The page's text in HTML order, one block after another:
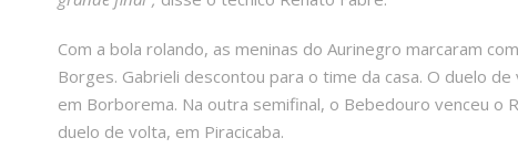
Com a bola rolando, as meninas do Aurinegro marcaram
Borges. Gabrieli descontou para o time da casa. O duelo
em Borborema. Na outra semifinal, o Bebedouro venceu o
duelo de volta, em Piracicaba.